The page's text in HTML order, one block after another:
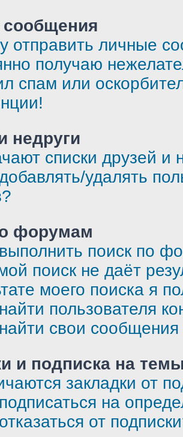
отправить личные
получаю
спам или
недруги
списки друзей и
удалять
форумам
поиск по
поиск не даёт
моего поиска я
пользователя
свои
и подписка на
закладки от
на
от